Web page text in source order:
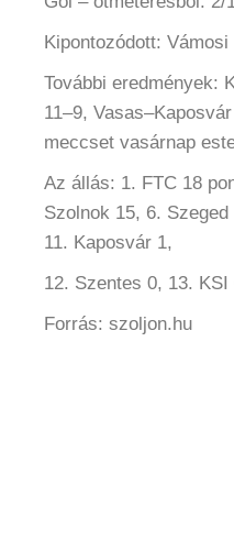
Kipontozódott: Vámosi
További eredmények:
11–9,
meccset vasárnap
Az állás: 1. FTC 18
Szolnok 15, 6.
11. Kaposvár 1,
12. Szentes 0, 13.
Forrás: szoljon.hu